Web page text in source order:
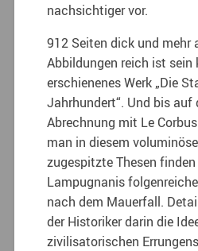
nachsichtiger vor.
912 Seiten dick und mehr
Abbildungen reich ist sein
erschienenes Werk „Die
Jahrhundert“. Und bis auf
Abrechnung mit Le
man in diesem
zugespitzte Thesen
Lampugnanis
nach dem Mauerfall.
der Historiker darin die
zivilisatorischen